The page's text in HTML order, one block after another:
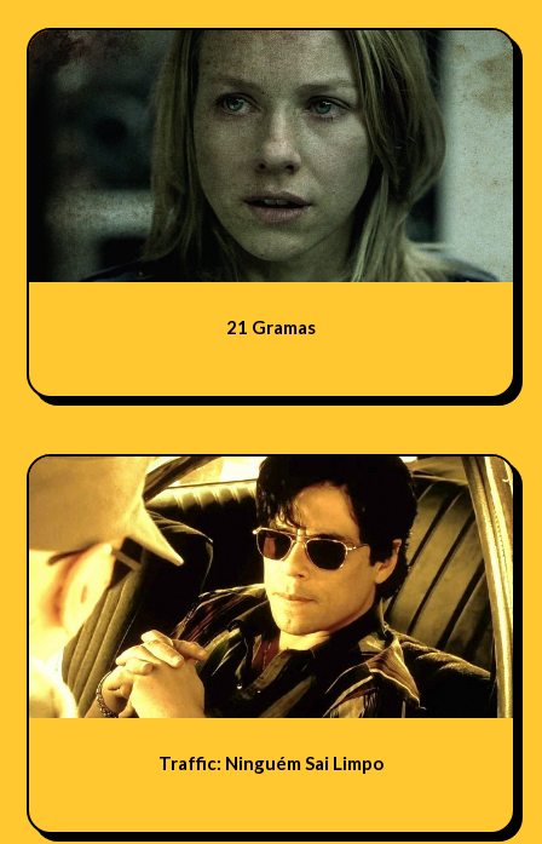
21 Gramas
Traffic: Ninguém Sai Limpo